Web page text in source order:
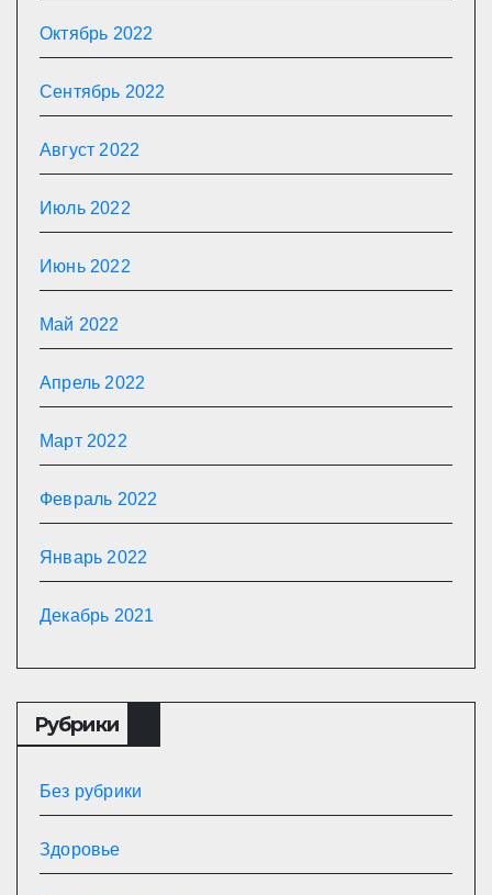
Октябрь 2022
Сентябрь 2022
Август 2022
Июль 2022
Июнь 2022
Май 2022
Апрель 2022
Март 2022
Февраль 2022
Январь 2022
Декабрь 2021
Рубрики
Без рубрики
Здоровье